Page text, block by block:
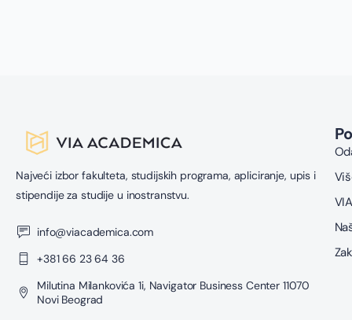
Najveći izbor fakulteta, studijskih programa, apliciranje, upis i
stipendije za studije u inostranstvu.
info@viacademica.com
+381 66 23 64 36
Milutina Milankovića 1i, Navigator Business Center 11070
Novi Beograd